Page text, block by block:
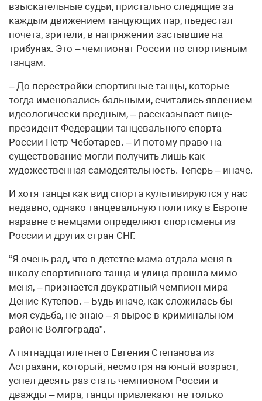
взыскательные судьи, пристально следящие за
каждым движением танцующих пар, пьедестал
почета, зрители, в напряжении застывшие на
трибунах. Это – чемпионат России по спортивным
танцам.
– До перестройки спортивные танцы, которые
тогда именовались бальными, считались явлением
идеологически вредным, – рассказывает вице-
президент Федерации танцевального спорта
России Петр Чеботарев. – И потому право на
существование могли получить лишь как
художественная самодеятельность. Теперь – иначе.
И хотя танцы как вид спорта культивируются у нас
недавно, однако танцевальную политику в Европе
наравне с немцами определяют спортсмены из
России и других стран СНГ.
“Я очень рад, что в детстве мама отдала меня в
школу спортивного танца и улица прошла мимо
меня, – признается двукратный чемпион мира
Денис Кутепов. – Будь иначе, как сложилась бы
моя судьба, не знаю – я вырос в криминальном
районе Волгограда”.
А пятнадцатилетнего Евгения Степанова из
Астрахани, который, несмотря на юный возраст,
успел десять раз стать чемпионом России и
дважды – мира, танцы привлекают не только